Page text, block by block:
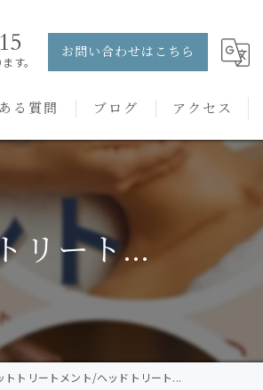
す。
お問い合わせはこちら
る質問 ブログ アクセス
リート...
トトリートメント/ヘッドトリート...